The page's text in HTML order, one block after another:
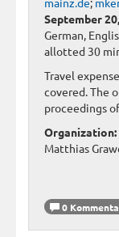
September
German,
allotted 30
Travel
covered. The
proceedings
Organization:
Matthias
0